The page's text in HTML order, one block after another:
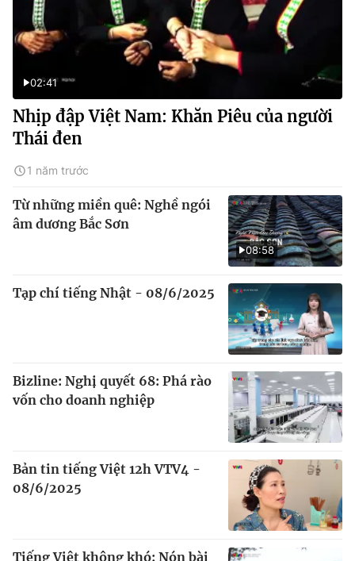
02:41
Nhịp đập Việt Nam: Khăn Piêu của người
Thái đen
1 năm trước
08:58
Từ những miền quê: Nghề ngói
âm dương Bắc Sơn
Tạp chí tiếng Nhật - 08/6/2025
Bizline: Nghị quyết 68: Phá rào
vốn cho doanh nghiệp
Bản tin tiếng Việt 12h VTV4 -
08/6/2025
Tiếng Việt không khó: Nón bài